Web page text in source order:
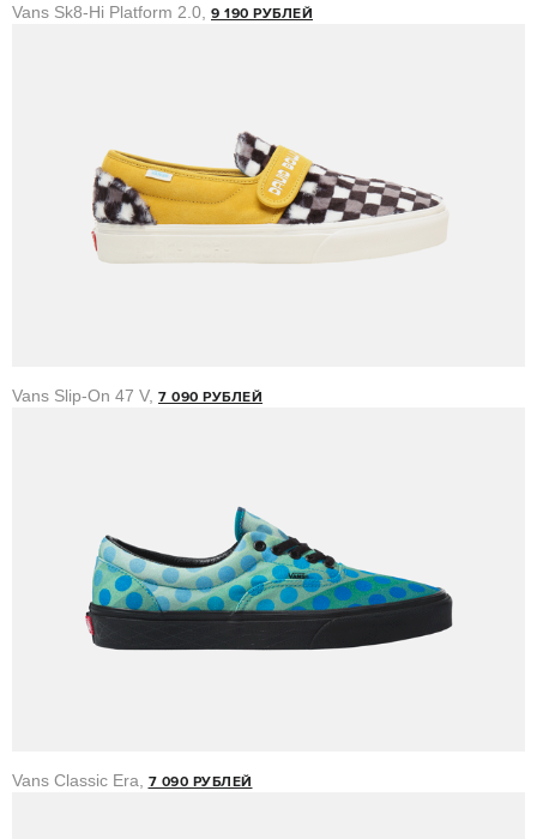
Vans Sk8-Hi Platform 2.0, 9 190 РУБЛЕЙ
Vans Slip-On 47 V, 7 090 РУБЛЕЙ
Vans Classic Era, 7 090 РУБЛЕЙ